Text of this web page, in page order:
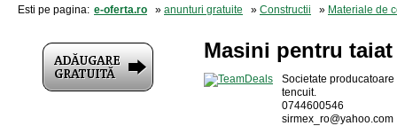
Esti pe pagina: e-oferta.ro » anunturi gratuite » Constructii » Materiale de
Masini pentru
Societate
tencuit.
0744600546
sirmex_ro@yahoo.com